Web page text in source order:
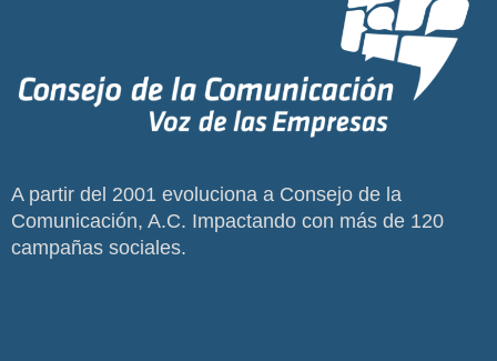
A partir del 2001 evoluciona a Consejo de la
Comunicación, A.C. Impactando con más de 120
campañas sociales.